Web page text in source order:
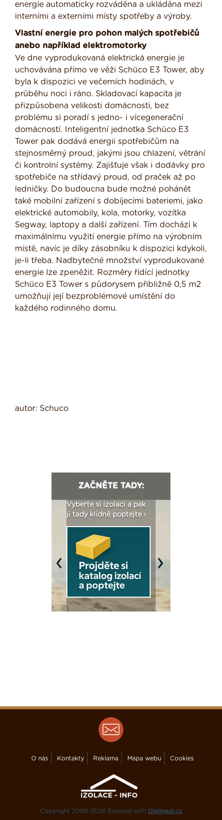
energie automaticky rozváděna a ukládána mezi
interními a externími místy spotřeby a výroby.
Vlastní energie pro pohon malých spotřebičů
anebo například elektromotorky
Ve dne vyprodukovaná elektrická energie je
uchovávána přímo ve věži Schüco E3 Tower, aby
byla k dispozici ve večerních hodinách, v
průběhu noci i ráno. Skladovací kapacita je
přizpůsobena velikosti domácnosti, bez
problému si poradí s jedno- i vícegenerační
domácností. Inteligentní jednotka Schüco E3
Tower pak dodává energii spotřebičům na
stejnosměrný proud, jakými jsou chlazení, větrání
či kontrolní systémy. Zajišťuje však i dodávky pro
spotřebiče na střídavý proud, od praček až po
ledničky. Do budoucna bude možné pohánět
také mobilní zařízení s dobíjecími bateriemi, jako
elektrické automobily, kola, motorky, vozítka
Segway, laptopy a další zařízení. Tím dochází k
maximálnímu využití energie přímo na výrobním
místě, navíc je díky zásobníku k dispozici kdykoli,
je-li třeba. Nadbytečné množství vyprodukované
energie lze zpeněžit. Rozměry řídící jednotky
Schüco E3 Tower s půdorysem přibližně 0,5 m2
umožňují její bezproblémové umístění do
každého rodinného domu.
autor: Schuco
ZAČNĚTE TADY:
Vyberte si izolaci a pak
ji tady klidně poptejte ›
Previous Next
O nás Kontakty Reklama Mapa webu Cookies
Copyright 2008-2026 Enjoyed with Digimadi.cz